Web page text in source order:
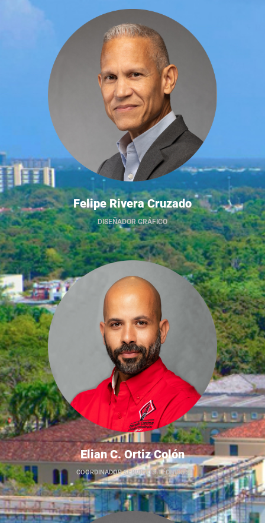
Felipe Rivera Cruzado
DISEÑADOR GRÁFICO
Elian C. Ortiz Colón
COORDINADOR SERVICIOS TÉCNICOS